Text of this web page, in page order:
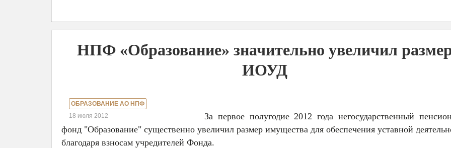
НПФ «Образование» значительно увеличил
ИОУД
ОБРАЗОВАНИЕ АО НПФ
18 июля 2012
За первое полугодие 2012 года негосударственный
фонд "Образование" существенно увеличил размер имущества для обеспечения уставной
благодаря взносам учредителей Фонда.